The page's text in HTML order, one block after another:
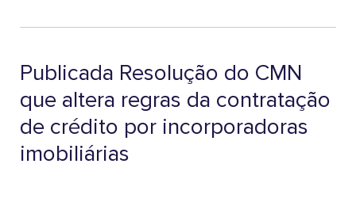
Publicada Resolução do CMN
que altera regras da contratação
de crédito por incorporadoras
imobiliárias